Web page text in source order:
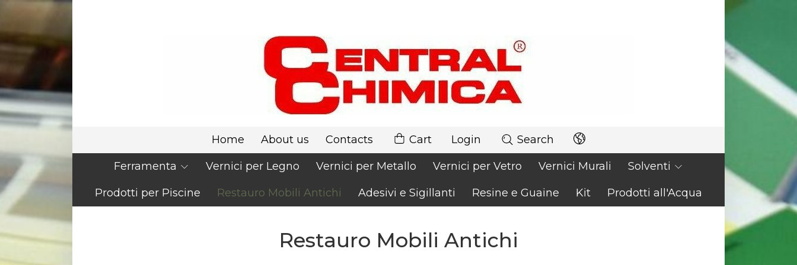
Home About us Contacts Cart Login Search
Ferramenta Vernici per Legno Vernici per Metallo Vernici per Vetro Vernici Murali Solventi
Prodotti per Piscine Restauro Mobili Antichi Adesivi e Sigillanti Resine e Guaine Kit Prodotti all'Acqua
Restauro Mobili Antichi